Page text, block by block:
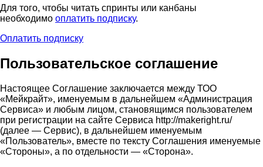
Для того, чтобы читать спринты или канбаны
необходимо оплатить подписку.
Оплатить подписку
Пользовательское соглашение
Настоящее Соглашение заключается между ТОО
«Мейкрайт», именуемым в дальнейшем «Администрация
Сервиса» и любым лицом, становящимся пользователем
при регистрации на сайте Сервиса http://makeright.ru/
(далее — Сервис), в дальнейшем именуемым
«Пользователь», вместе по тексту Соглашения именуемые
«Стороны», а по отдельности — «Сторона».